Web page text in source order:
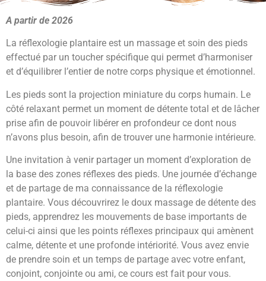
A partir de 2026
La réflexologie plantaire est un massage et soin des pieds
effectué par un toucher spécifique qui permet d’harmoniser
et d’équilibrer l’entier de notre corps physique et émotionnel.
Les pieds sont la projection miniature du corps humain. Le
côté relaxant permet un moment de détente total et de lâcher
prise afin de pouvoir libérer en profondeur ce dont nous
n’avons plus besoin, afin de trouver une harmonie intérieure.
Une invitation à venir partager un moment d’exploration de
la base des zones réflexes des pieds. Une journée d’échange
et de partage de ma connaissance de la réflexologie
plantaire. Vous découvrirez le doux massage de détente des
pieds, apprendrez les mouvements de base importants de
celui-ci ainsi que les points réflexes principaux qui amènent
calme, détente et une profonde intériorité. Vous avez envie
de prendre soin et un temps de partage avec votre enfant,
conjoint, conjointe ou ami, ce cours est fait pour vous.